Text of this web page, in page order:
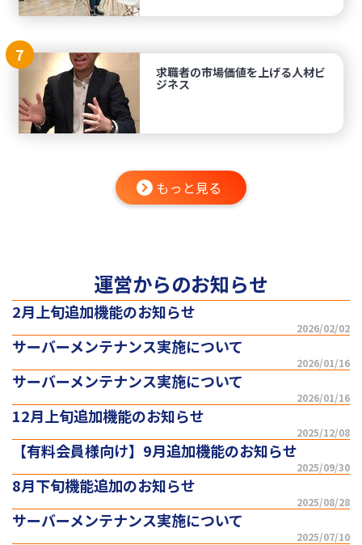
7
求職者の市場価値を上げる人材ビ
ジネス
もっと見る
運営からのお知らせ
2月上旬追加機能のお知らせ
2026/02/02
サーバーメンテナンス実施について
2026/01/16
サーバーメンテナンス実施について
2026/01/16
12月上旬追加機能のお知らせ
2025/12/08
【有料会員様向け】9月追加機能のお知らせ
2025/09/30
8月下旬機能追加のお知らせ
2025/08/28
サーバーメンテナンス実施について
2025/07/10